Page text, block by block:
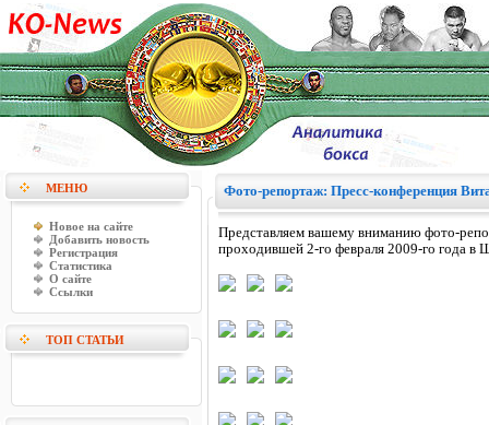
МЕНЮ
Новое на сайте
Добавить новость
Регистрация
Статистика
О сайте
Ссылки
ТОП СТАТЬИ
Фото-репортаж: Пресс-конференция
Представляем вашему вниманию фото-
проходившей 2-го февраля 2009-го года в